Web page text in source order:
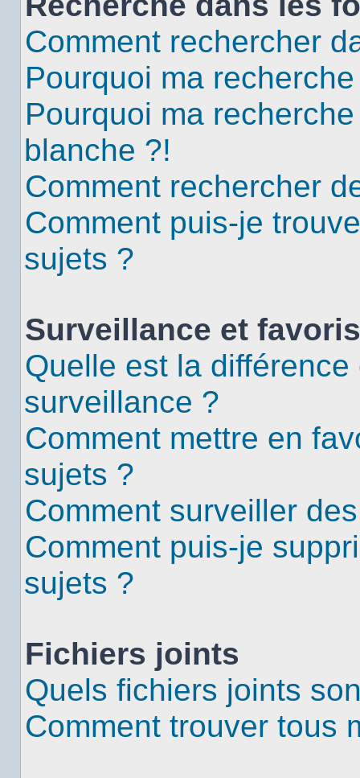
Comment rechercher
Pourquoi ma
Pourquoi ma
blanche ?!
Comment rechercher
Comment puis-je
sujets ?
Surveillance et favoris
Quelle est la
surveillance ?
Comment mettre en
sujets ?
Comment surveiller
Comment puis-je
sujets ?
Fichiers joints
Quels fichiers joints
Comment trouver tous